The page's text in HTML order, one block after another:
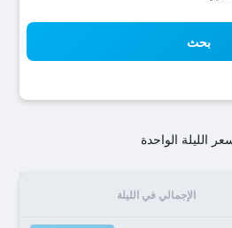
بحث
الليلة الواحدة
الإجمالي في الليلة